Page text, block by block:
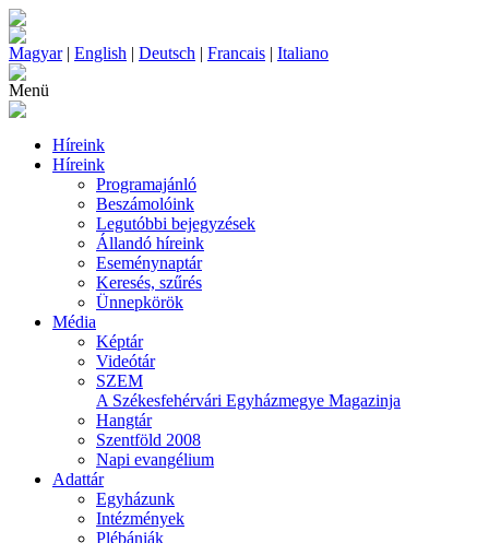
Magyar| English | Deutsch | Francais | Italiano
Menü
Híreink
Híreink
Programajánló
Beszámolóink
Legutóbbi bejegyzések
Állandó híreink
Eseménynaptár
Keresés, szűrés
Ünnepkörök
Média
Képtár
Videótár
SZEM
A Székesfehérvári Egyházmegye Magazinja
Hangtár
Szentföld 2008
Napi evangélium
Adattár
Egyházunk
Intézmények
Plébániák